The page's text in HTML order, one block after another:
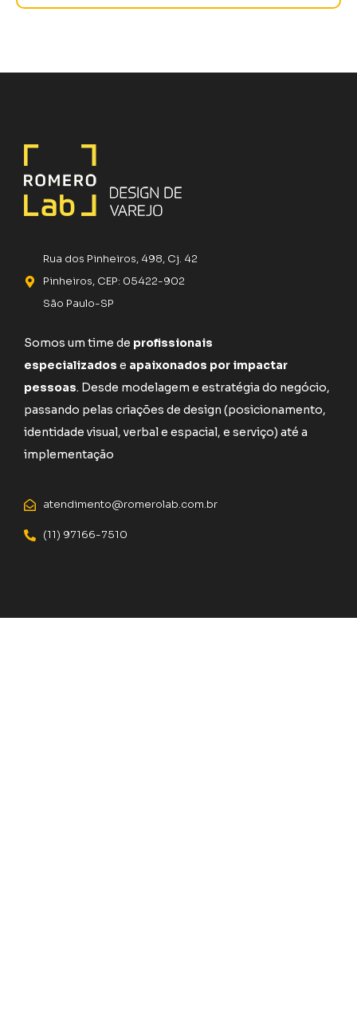
Rua dos Pinheiros, 498, Cj. 42
Pinheiros, CEP: 05422-902
São Paulo-SP
Somos um time de profissionais
especializados e apaixonados por impactar
pessoas. Desde modelagem e estratégia do negócio,
passando pelas criações de design (posicionamento,
identidade visual, verbal e espacial, e serviço) até a
implementação
atendimento@romerolab.com.br
(11) 97166-7510